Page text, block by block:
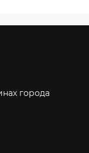
города